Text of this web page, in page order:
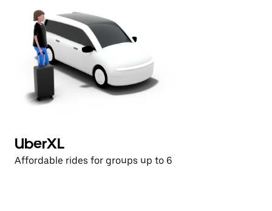
UberXL
Affordable rides for groups up to 6